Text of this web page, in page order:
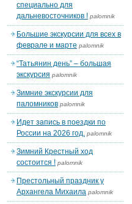
специально для
дальневосточников ! palomnik
Большие экскурсии для всех в
феврале и марте palomnik
“Татьянин день” – большая
экскурсия palomnik
Зимние экскурсии для
паломников palomnik
Идет запись в поездки по
России на 2026 год. palomnik
Зимний Крестный ход
состоится ! palomnik
Престольный праздник у
Архангела Михаила palomnik